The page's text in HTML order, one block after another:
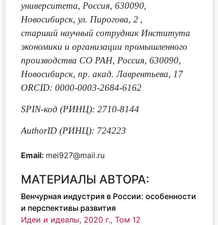
университета, Россия, 630090,
Новосибирск, ул. Пирогова, 2 ,
старший научный сотрудник Института
экономики и организации промышленного
производства СО РАН, Россия, 630090,
Новосибирск, пр. акад. Лаврентьева, 17
ORCID: 0000-0003-2684-6162
SPIN-код (РИНЦ): 2710-8144
AuthorID (РИНЦ): 724223
Email: mei927@mail.ru
МАТЕРИАЛЫ АВТОРА:
Венчурная индустрия в России: особенности
и перспективы развития
Идеи и идеалы, 2020 г., Том 12